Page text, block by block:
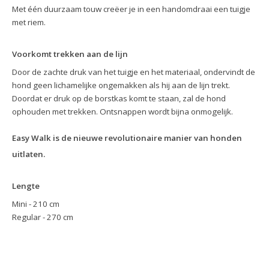
Met één duurzaam touw creëer je in een handomdraai een tuigje
met riem.
Voorkomt trekken aan de lijn
Door de zachte druk van het tuigje en het materiaal, ondervindt de
hond geen lichamelijke ongemakken als hij aan de lijn trekt.
Doordat er druk op de borstkas komt te staan, zal de hond
ophouden met trekken. Ontsnappen wordt bijna onmogelijk.
Easy Walk is de nieuwe revolutionaire manier van honden
uitlaten.
Lengte
Mini - 210 cm
Regular - 270 cm